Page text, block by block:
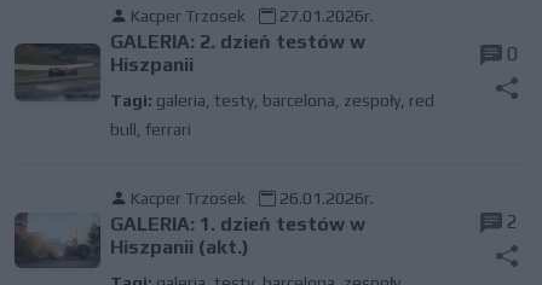
Kacper Trzosek 27.01.2026r.
GALERIA: 2. dzień testów w
Hiszpanii
Tagi: galeria testy, barcelona zespoły, red
bull ferrari
0
Kacper Trzosek 26.01.2026r.
GALERIA: 1. dzień testów w
Hiszpanii (akt.)
2